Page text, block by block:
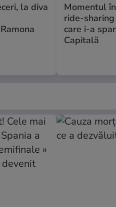
la diva
Momentul
ride-
care i-a
Capitală